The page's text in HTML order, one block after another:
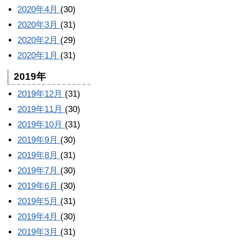
2020年4月 (30)
2020年3月 (31)
2020年2月 (29)
2020年1月 (31)
2019年
2019年12月 (31)
2019年11月 (30)
2019年10月 (31)
2019年9月 (30)
2019年8月 (31)
2019年7月 (30)
2019年6月 (30)
2019年5月 (31)
2019年4月 (30)
2019年3月 (31)